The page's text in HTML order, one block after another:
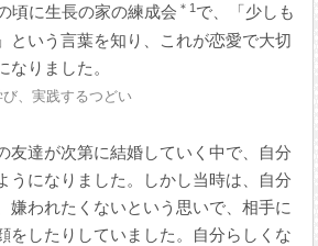
頃に生長の家の練成会 ＊1 で、「少しも
という言葉を知り、これが恋愛で大切
なりました。
、実践するつどい
達が次第に結婚していく中で、自分
うになりました。しかし当時は、自分
嫌われたくないという思いで、相手に
をしたりしていました。自分らしくな